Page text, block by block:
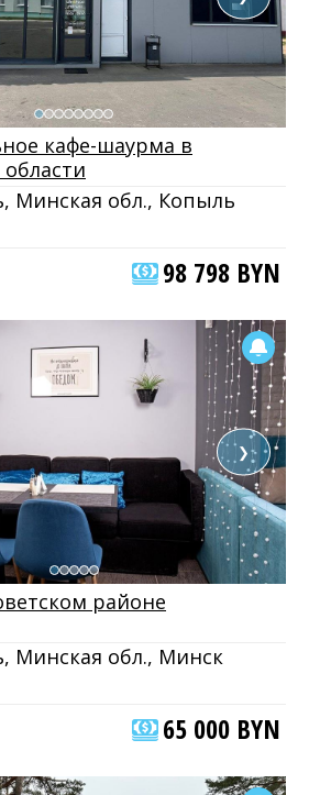
кафе-шаурма в
Минская обл., Копыль
98 798 BYN
❯
районе
Минская обл., Минск
65 000 BYN